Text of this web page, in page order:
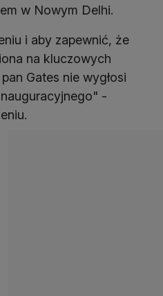
w Nowym Delhi.
i aby zapewnić, że
na kluczowych
Gates nie wygłosi
-